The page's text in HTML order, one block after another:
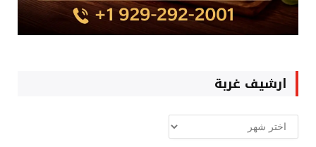
ارشيف غربة
ارشيف
غربة